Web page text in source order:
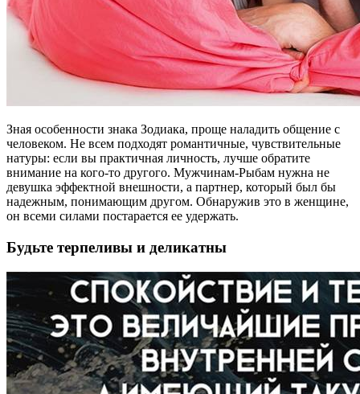
Зная особенности знака Зодиака, проще наладить общение с
человеком. Не всем подходят романтичные, чувствительные
натуры: если вы практичная личность, лучше обратите
внимание на кого-то другого. Мужчинам-Рыбам нужна не
девушка эффектной внешности, а партнер, который был бы
надежным, понимающим другом. Обнаружив это в женщине,
он всеми силами постарается ее удержать.
Будьте терпеливы и деликатны